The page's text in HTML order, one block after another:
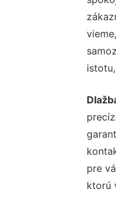
pre
ktorú